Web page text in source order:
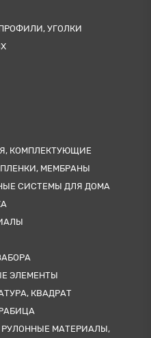
УГОЛКИ
КОМПЛЕКТУЮЩИЕ
МЕМБРАНЫ
СИСТЕМЫ ДЛЯ ДОМА
ЭЛЕМЕНТЫ
КВАДРАТ
МАТЕРИАЛЫ,